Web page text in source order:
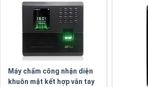
Máy chấm công nhận diện
khuôn mặt kết hợp vân tay